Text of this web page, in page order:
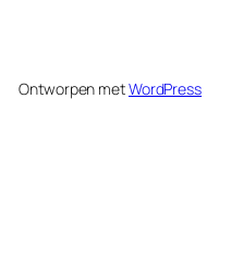
Ontworpen metWordPress